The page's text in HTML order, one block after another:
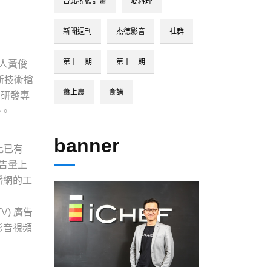
黃俊
技術搶
發專
已有
量上
網的工
廣告
音視頻
新聞週刊 杰德影音 社群
第十一期 第十二期
蕭上農 食譜
banner